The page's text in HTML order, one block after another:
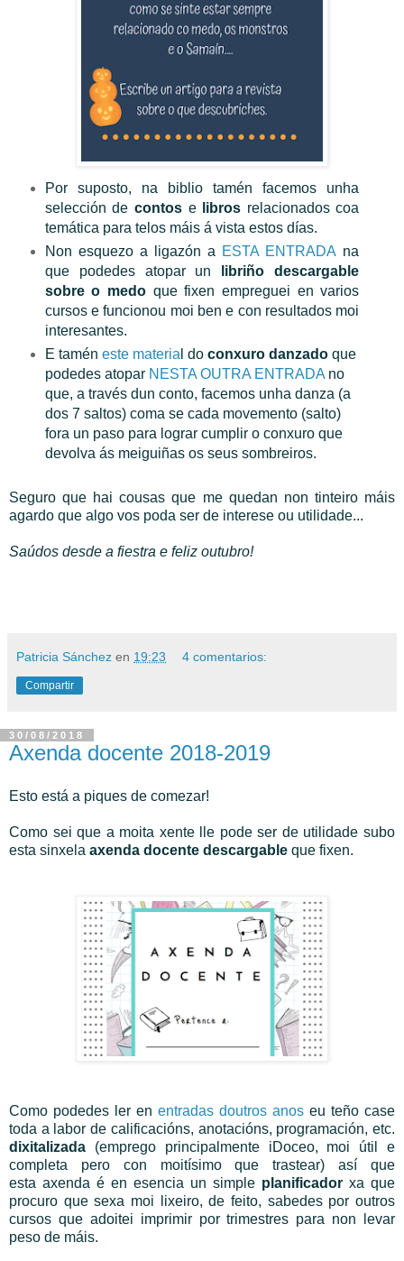
Por suposto, na biblio tamén facemos unha
selección de contose libros relacionados coa
temática para telos máis á vista estos días.
Non esquezo a ligazón a ESTA ENTRADA na
que podedes atopar un
libriño descargable
sobre o medoque fixen empreguei en varios
cursos e funcionou moi ben e con resultados moi
interesantes.
E tamén este materia l do conxuro danzadoque
podedes atopar NESTA OUTRA ENTRADA no
que, a través dun conto, facemos unha danza (a
dos 7 saltos) coma se cada movemento (salto)
fora un paso para lograr cumplir o conxuro que
devolva ás meiguiñas os seus sombreiros.
Seguro que hai cousas que me quedan non tinteiro máis
agardo que algo vos poda ser de interese ou utilidade...
Saúdos desde a fiestra e feliz outubro!
Patricia Sánchez en 19:23 4 comentarios:
Compartir
30/08/2018
Axenda docente 2018-2019
Esto está a piques de comezar!
Como sei que a moita xente lle pode ser de utilidade subo
esta sinxela axenda docente descargable que fixen.
Como podedes ler en entradas doutros anos eu teño case
toda a labor de calificacións, anotacións, programación, etc.
dixitalizada (emprego principalmente iDoceo, moi útil e
completa pero con moitísimo que trastear) así que
esta axenda é en esencia un simple planificador xa que
procuro que sexa moi lixeiro, de feito, sabedes por outros
cursos que adoitei imprimir por trimestres para non levar
peso de máis.